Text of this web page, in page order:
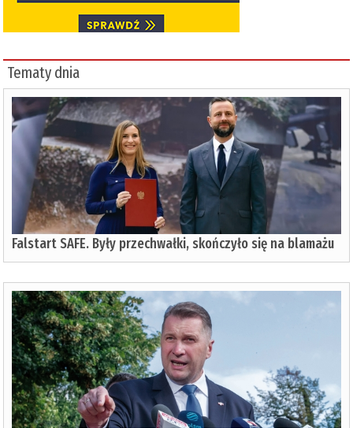
Tematy dnia
Falstart SAFE. Były przechwałki, skończyło się na blamażu